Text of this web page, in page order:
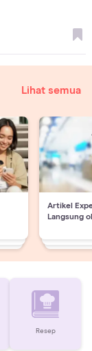
Lihat semua
Artikel
Langsung
Resep